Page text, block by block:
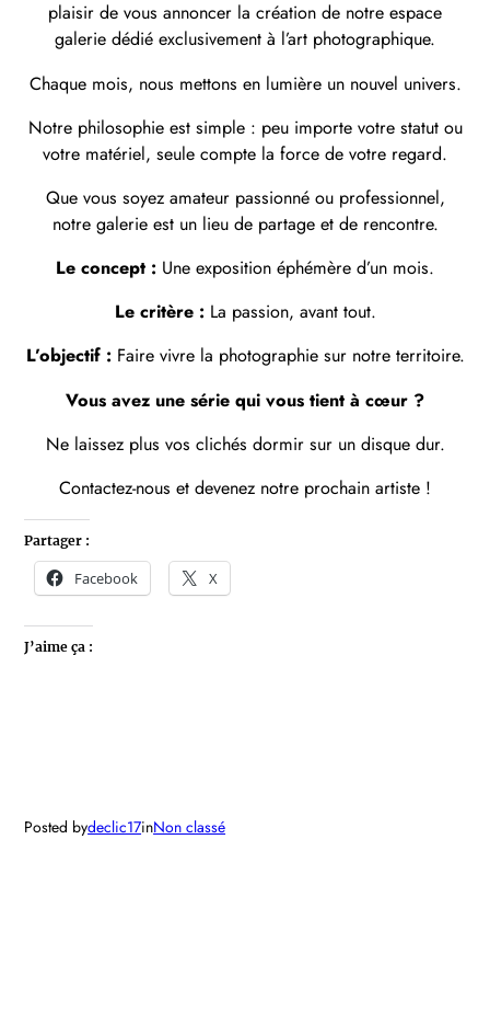
plaisir de vous annoncer la création de notre espace
galerie dédié exclusivement à l’art photographique.
Chaque mois, nous mettons en lumière un nouvel univers.
Notre philosophie est simple : peu importe votre statut ou
votre matériel, seule compte la force de votre regard.
Que vous soyez amateur passionné ou professionnel,
notre galerie est un lieu de partage et de rencontre.
Le concept : Une exposition éphémère d’un mois.
Le critère : La passion, avant tout.
L’objectif : Faire vivre la photographie sur notre territoire.
Vous avez une série qui vous tient à cœur ?
Ne laissez plus vos clichés dormir sur un disque dur.
Contactez-nous et devenez notre prochain artiste !
Partager :
Facebook X
J’aime ça :
Posted bydeclic17inNon classé